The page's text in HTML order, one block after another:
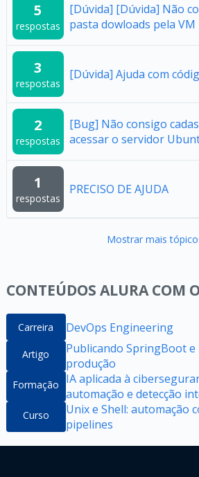
5
respostas
[Dúvida] [Dúvida] Não
pasta dowloads pela VM
3
respostas
[Dúvida] Ajuda com
2
respostas
[Bug] Não consigo
acessar o servidor
1
respostas
PRECISO DE AJUDA
Mostrar mais
CONTEÚDOS ALURA COM
Carreira DevOps Engineering
Artigo
Publicando SpringBoot e
produção
Formação
IA aplicada à
automação e detecção
Curso
Unix e Shell: automação
pipelines